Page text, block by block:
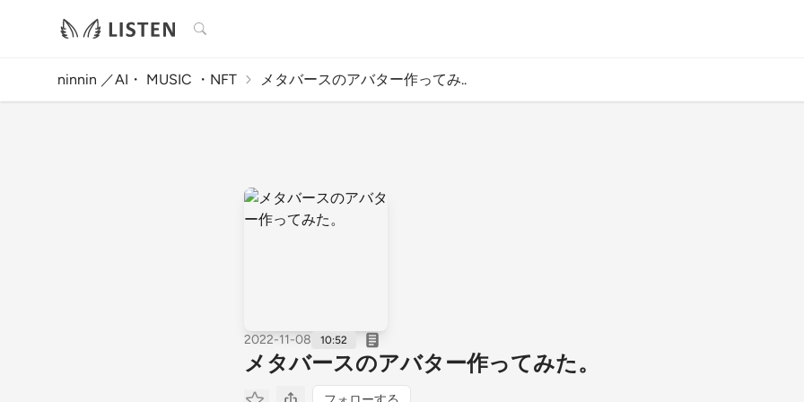
検索
ninnin ／AI・ MUSIC ・NFT メタバースのアバター作ってみ..
2022-11-08 10:52
メタバースのアバター作ってみた。